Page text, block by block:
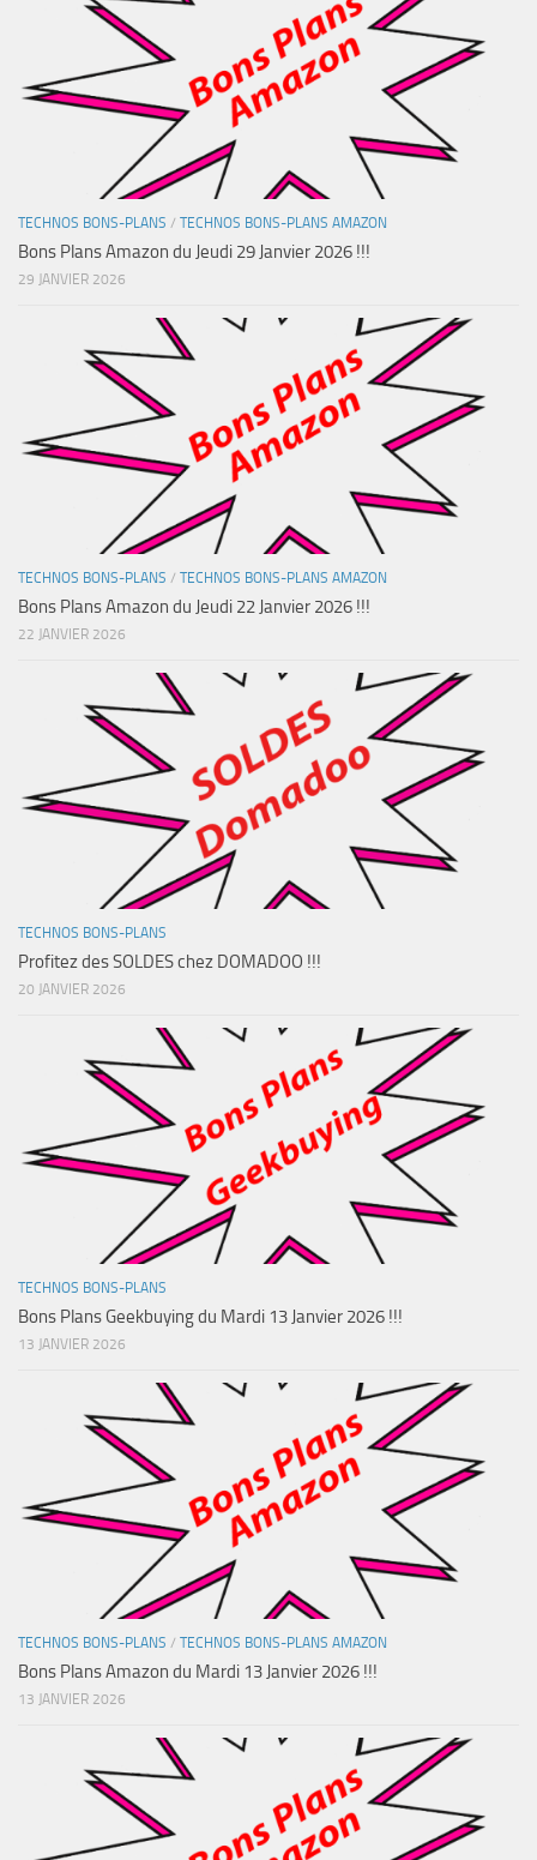
TECHNOS BONS-PLANS / TECHNOS BONS-PLANS AMAZON
Bons Plans Amazon du Jeudi 29 Janvier 2026 !!!
29 JANVIER 2026
TECHNOS BONS-PLANS / TECHNOS BONS-PLANS AMAZON
Bons Plans Amazon du Jeudi 22 Janvier 2026 !!!
22 JANVIER 2026
TECHNOS BONS-PLANS
Profitez des SOLDES chez DOMADOO !!!
20 JANVIER 2026
TECHNOS BONS-PLANS
Bons Plans Geekbuying du Mardi 13 Janvier 2026 !!!
13 JANVIER 2026
TECHNOS BONS-PLANS / TECHNOS BONS-PLANS AMAZON
Bons Plans Amazon du Mardi 13 Janvier 2026 !!!
13 JANVIER 2026